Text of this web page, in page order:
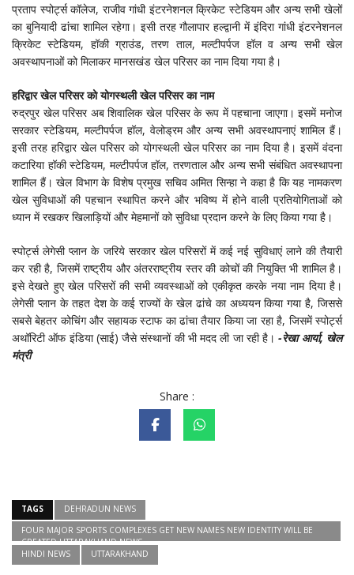
प्रताप स्पोर्ट्स कॉलेज, राजीव गांधी इंटरनेशनल क्रिकेट स्टेडियम और अन्य सभी खेलों
का बुनियादी ढांचा शामिल रहेगा। इसी तरह गौलापार हल्द्वानी में इंदिरा गांधी इंटरनेशनल
क्रिकेट स्टेडियम, हॉकी ग्राउंड, तरण ताल, मल्टीपर्पज हॉल व अन्य सभी खेल
अवस्थापनाओं को मिलाकर मानसखंड खेल परिसर का नाम दिया गया है।
हरिद्वार खेल परिसर को योगस्थली खेल परिसर का नाम
रुद्रपुर खेल परिसर अब शिवालिक खेल परिसर के रूप में पहचाना जाएगा। इसमें मनोज
सरकार स्टेडियम, मल्टीपर्पज हॉल, वेलोड्रम और अन्य सभी अवस्थापनाएं शामिल हैं।
इसी तरह हरिद्वार खेल परिसर को योगस्थली खेल परिसर का नाम दिया है। इसमें वंदना
कटारिया हॉकी स्टेडियम, मल्टीपर्पज हॉल, तरणताल और अन्य सभी संबंधित अवस्थापना
शामिल हैं। खेल विभाग के विशेष प्रमुख सचिव अमित सिन्हा ने कहा है कि यह नामकरण
खेल सुविधाओं की पहचान स्थापित करने और भविष्य में होने वाली प्रतियोगिताओं को
ध्यान में रखकर खिलाड़ियों और मेहमानों को सुविधा प्रदान करने के लिए किया गया है।
स्पोर्ट्स लेगेसी प्लान के जरिये सरकार खेल परिसरों में कई नई सुविधाएं लाने की तैयारी
कर रही है, जिसमें राष्ट्रीय और अंतरराष्ट्रीय स्तर की कोचों की नियुक्ति भी शामिल है।
इसे देखते हुए खेल परिसरों की सभी व्यवस्थाओं को एकीकृत करके नया नाम दिया है।
लेगेसी प्लान के तहत देश के कई राज्यों के खेल ढांचे का अध्ययन किया गया है, जिससे
सबसे बेहतर कोचिंग और सहायक स्टाफ का ढांचा तैयार किया जा रहा है, जिसमें स्पोर्ट्स
अथॉरिटी ऑफ इंडिया (साई) जैसे संस्थानों की भी मदद ली जा रही है। -रेखा आर्या, खेल
मंत्री
Share :
TAGS
DEHRADUN NEWS
FOUR MAJOR SPORTS COMPLEXES GET NEW NAMES NEW IDENTITY WILL BE
CREATED UTTARAKHAND NEWS
HINDI NEWS
UTTARAKHAND